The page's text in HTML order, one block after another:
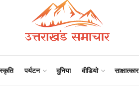
पर्यटन दुनिया वीडियो साक्षात्कार